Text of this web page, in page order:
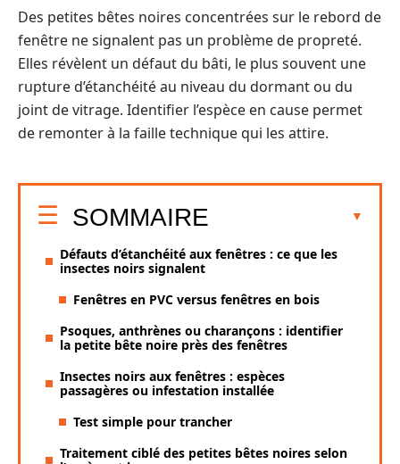
Des petites bêtes noires concentrées sur le rebord de
fenêtre ne signalent pas un problème de propreté.
Elles révèlent un défaut du bâti, le plus souvent une
rupture d’étanchéité au niveau du dormant ou du
joint de vitrage. Identifier l’espèce en cause permet
de remonter à la faille technique qui les attire.
SOMMAIRE
Défauts d’étanchéité aux fenêtres : ce que les
insectes noirs signalent
Fenêtres en PVC versus fenêtres en bois
Psoques, anthrènes ou charançons : identifier
la petite bête noire près des fenêtres
Insectes noirs aux fenêtres : espèces
passagères ou infestation installée
Test simple pour trancher
Traitement ciblé des petites bêtes noires selon